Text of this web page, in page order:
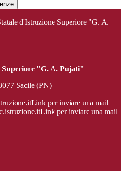
d'Istruzione Superiore "G. A.
Superiore "G. A. Pujati"
Sacile (PN)
Link per inviare una mail
Link per inviare una mail